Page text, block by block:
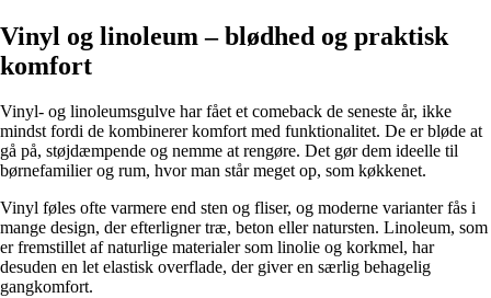
Vinyl og linoleum – blødhed og praktisk
komfort
Vinyl- og linoleumsgulve har fået et comeback de seneste år, ikke
mindst fordi de kombinerer komfort med funktionalitet. De er bløde at
gå på, støjdæmpende og nemme at rengøre. Det gør dem ideelle til
børnefamilier og rum, hvor man står meget op, som køkkenet.
Vinyl føles ofte varmere end sten og fliser, og moderne varianter fås i
mange design, der efterligner træ, beton eller natursten. Linoleum, som
er fremstillet af naturlige materialer som linolie og korkmel, har
desuden en let elastisk overflade, der giver en særlig behagelig
gangkomfort.